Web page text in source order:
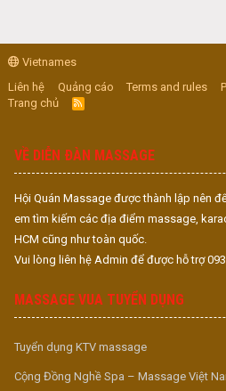
Vietnames
Liên hệ
Quảng cáo Terms and rules
Trang chủ
R
S
VỀ DIỄN ĐÀN MASSAGE
Hội Quán Massage được thành lập nên
em tìm kiếm các địa điểm massage,
HCM cũng như toàn quốc.
Vui lòng liên hệ Admin để được hỗ trợ
MASSAGE VUA TUYỂN DỤNG
Tuyển dụng KTV massage
Cộng Đồng Nghề Spa – Massage Việt